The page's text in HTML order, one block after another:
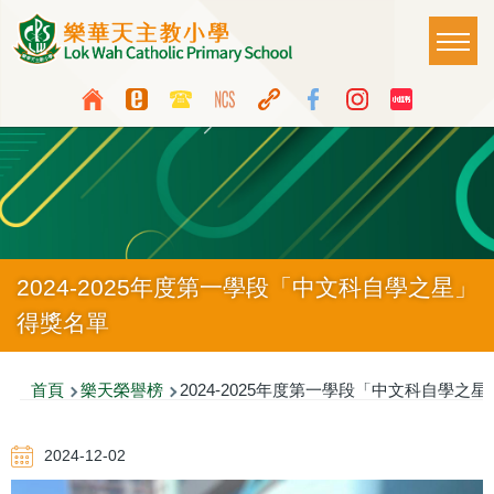
移至主內容
Top
Media
Icon
Button
Language
switcher
Main
2024-2025年度第一學段「中文科自學之星」
得獎名單
導
連
首頁 樂天榮譽榜 2024-2025年度第一學段「中文科自學之星
2024-12-02